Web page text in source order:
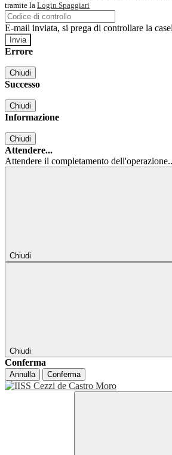
tramite la Login Spaggiari
E-mail inviata, si prega di controllare la
Errore
Chiudi
Successo
Chiudi
Informazione
Chiudi
Attendere...
Attendere il completamento
Chiudi
Chiudi
Conferma
Annulla Conferma